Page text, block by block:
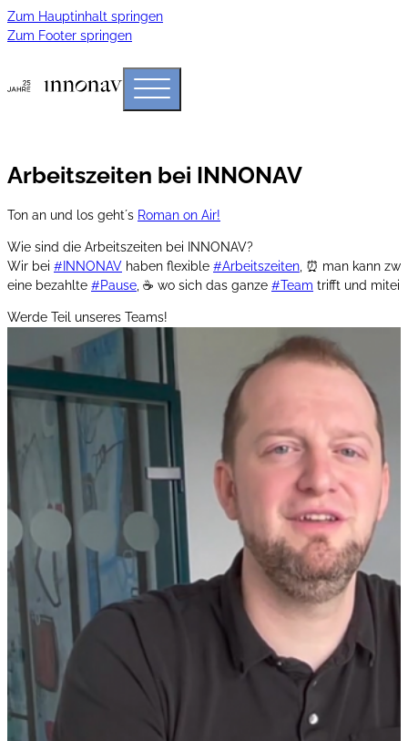
Zum Hauptinhalt springen
Zum Footer springen
Arbeitszeiten bei INNONAV
Ton an und los geht´s Roman on Air!
Wie sind die Arbeitszeiten bei INNONAV?
Wir bei #INNONAV haben flexible #Arbeitszeiten , ⏰ man kann
eine bezahlte #Pause , ☕ wo sich das ganze #Team trifft und
Werde Teil unseres Teams!